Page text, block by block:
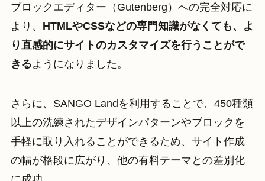
ブロックエディター（Gutenberg）への完全対応に
より、 HTMLやCSSなどの専門知識がなくても、よ
り直感的にサイトのカスタマイズを行うことがで
きるようになりました。
さらに、SANGO Landを利用することで、450種類
以上の洗練されたデザインパターンやブロックを
手軽に取り入れることができるため、サイト作成
の幅が格段に広がり、他の有料テーマとの差別化